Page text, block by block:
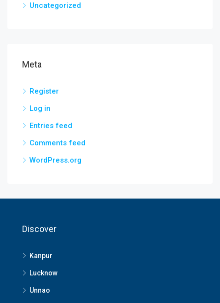
Uncategorized
Meta
Register
Log in
Entries feed
Comments feed
WordPress.org
Discover
Kanpur
Lucknow
Unnao